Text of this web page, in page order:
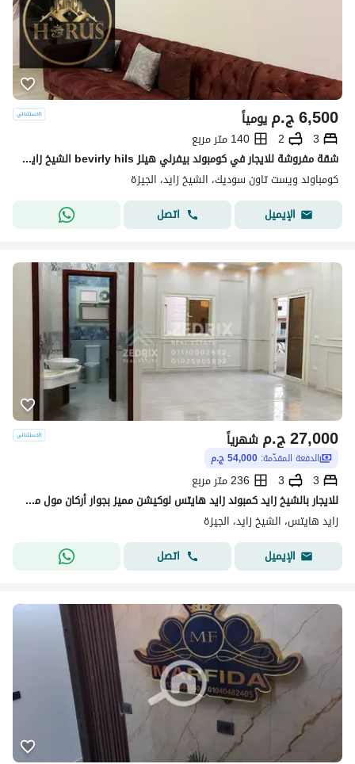
ج.م6,500 يومياً
3
2
140 متر مربع
شقة مفروشة للايجار في كومبوند بيفرلي هيلز bevirly hils الشيخ زايد elsheikh zayed
كومباوند ويست تاون سوديك، الشيخ زايد، الجيزة
الإيميل
اتصل
ج.م27,000 شهرياً
الدفعة المقدّمة: 54,000 ج.م
3
3
236 متر مربع
للايجار بالشيخ زايد كمبوند زايد هايتس لوكيشن مميز بجوار أركان مول من مدخل زايد 3 من وصله دهشور شقه مميزه جدا تشطيب سوبر لوكس ح
زايد هايتس، الشيخ زايد، الجيزة
الإيميل
اتصل